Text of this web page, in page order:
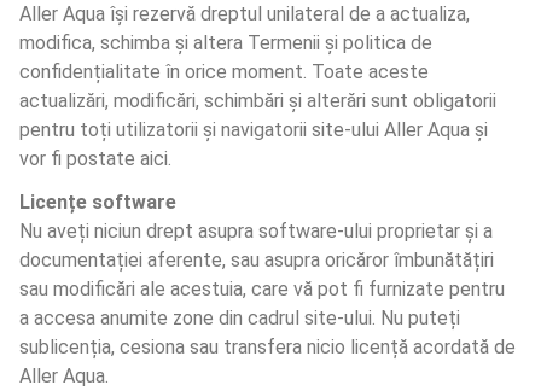
Aller Aqua își rezervă dreptul unilateral de a actualiza,
modifica, schimba și altera Termenii și politica de
confidențialitate în orice moment. Toate aceste
actualizări, modificări, schimbări și alterări sunt obligatorii
pentru toți utilizatorii și navigatorii site-ului Aller Aqua și
vor fi postate aici.
Licențe software
Nu aveți niciun drept asupra software-ului proprietar și a
documentației aferente, sau asupra oricăror îmbunătățiri
sau modificări ale acestuia, care vă pot fi furnizate pentru
a accesa anumite zone din cadrul site-ului. Nu puteți
sublicenția, cesiona sau transfera nicio licență acordată de
Aller Aqua.